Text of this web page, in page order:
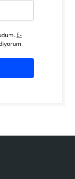
E-